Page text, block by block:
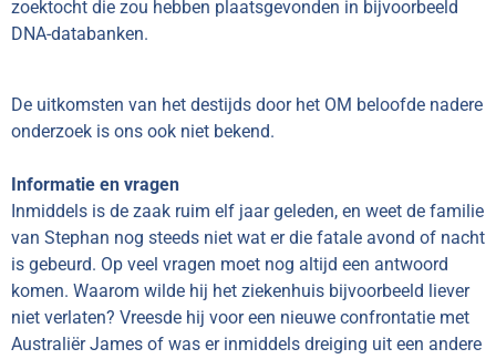
zoektocht die zou hebben plaatsgevonden in bijvoorbeeld
DNA-databanken.
De uitkomsten van het destijds door het OM beloofde nadere
onderzoek is ons ook niet bekend.
Informatie en vragen
Inmiddels is de zaak ruim elf jaar geleden, en weet de familie
van Stephan nog steeds niet wat er die fatale avond of nacht
is gebeurd. Op veel vragen moet nog altijd een antwoord
komen. Waarom wilde hij het ziekenhuis bijvoorbeeld liever
niet verlaten? Vreesde hij voor een nieuwe confrontatie met
Australiër James of was er inmiddels dreiging uit een andere